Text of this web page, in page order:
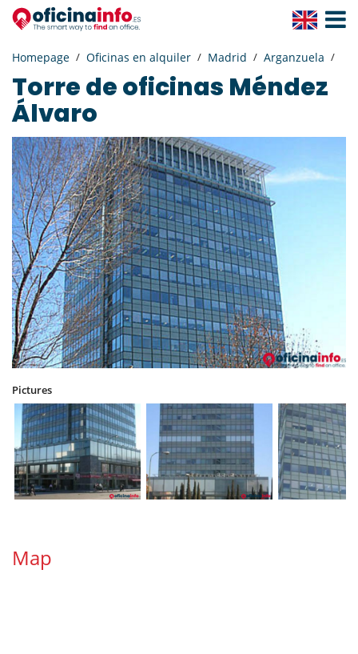
Toggle
Homepage Oficinas en alquiler Madrid Arganzuela
Torre de oficinas Méndez
Álvaro
Pictures
Map